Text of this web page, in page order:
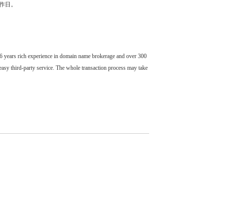
日。
rich experience in domain name brokerage and over 300
third-party service. The whole transaction process may take